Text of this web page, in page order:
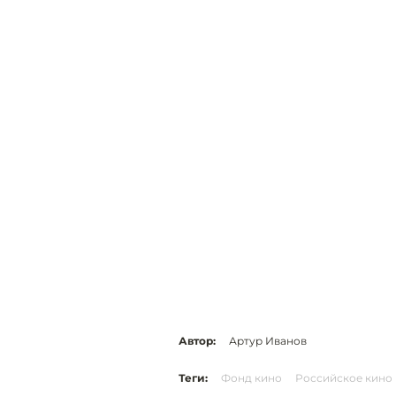
Автор: Артур Иванов
Теги: Фонд кино Российское кино